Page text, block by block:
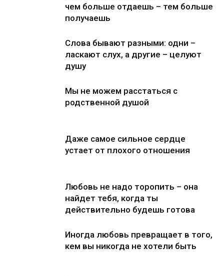
чем больше отдаешь – тем больше
получаешь
Слова бывают разными: одни –
ласкают слух, а другие – целуют
душу
Мы не можем расстаться с
родственной душой
Даже самое сильное сердце
устает от плохого отношения
Любовь не надо торопить – она
найдет тебя, когда ты
действительно будешь готова
Иногда любовь превращает в того,
кем вы никогда не хотели быть